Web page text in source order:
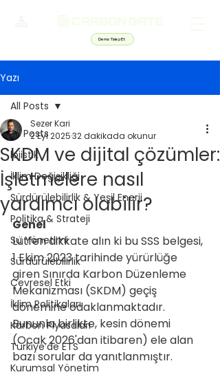
Demo Talep Et
Yazı
All Posts
lojistik
İklim Değişikliği
Sürdürülebilirlik & Yeşil Enerji
Politika & Strateji
Su Yönetimi
Sürdürülebilirlik
Çevresel Etki
İklim Politikaları
Karbon Piyasaları
Türkiye’de ETS
Kurumsal Yönetim
All Posts
SKDM ve dijital çözümler:
İşletmelere nasıl
yardımcı olabilir?
Sezer Kari
2 Eyl 202532 dakikada okunur
Genel
Lütfen dikkate alın ki bu SSS belgesi,
1 Ekim 2023 tarihinde yürürlüğe
giren Sınırda Karbon Düzenleme
Mekanizması (SKDM) geçiş
dönemine odaklanmaktadır.
Bununla birlikte, kesin dönemi
(Ocak 2026'dan itibaren) ele alan
bazı sorular da yanıtlanmıştır.